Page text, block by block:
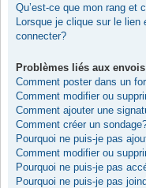
Qu’est-ce que mon rang et
Lorsque je clique sur le lien
connecter?
Problèmes liés aux
Comment poster dans un
Comment modifier ou
Comment ajouter une
Comment créer un
Pourquoi ne puis-je pas
Comment modifier ou
Pourquoi ne puis-je pas
Pourquoi ne puis-je pas